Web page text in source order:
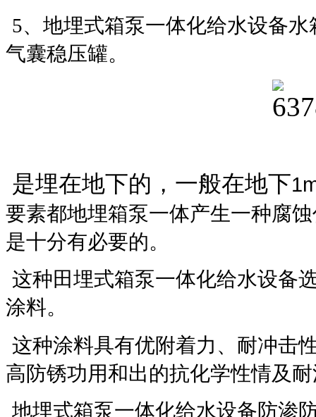
5、地埋式箱泵一体化给水设备
气囊稳压罐。
是埋在地下的，一般在地下
要素都地埋箱泵一体产生一种腐
是十分有必要的。
这种田埋式箱泵一体化给水设备
涂料。
这种涂料具有优附着力、耐冲击
高防锈功用和出的抗化学性情及
地埋式箱泵一体化给水设备防渗